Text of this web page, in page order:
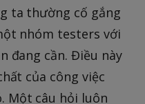
ta thường cố gắng
nhóm testers với
đang cần. Điều này
của công việc
Một câu hỏi luôn